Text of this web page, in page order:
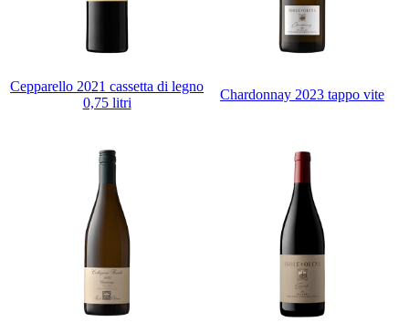
Cepparello 2021 cassetta di legno
0,75 litri
Chardonnay 2023 tappo vite